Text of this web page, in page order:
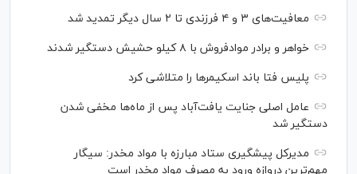
معافیت‌های ۳ و ۴ فرزندی تا ۲ سال دیگر تمدید شد
خواهر و برادر موادفروش با ۸ کیلو حشیش دستگیر شدند
پلیس فتا باند اسکیمر‌ها را متلاشی کرد
عامل اصلی جنایت یافت‌آباد پس از ماه‌ها مخفی شدن
دستگیر شد
مدیرکل پیشگیری ستاد مبارزه با مواد مخدر: سیگار
مهم‌ترین دروازه ورود به مصرف مواد مخدر است